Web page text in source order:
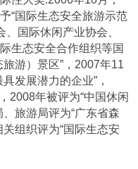
“国际生态安全旅游示范
国际休闲产业协会、
生态安全合作组织等国
游）景区”，2007年11
发展潜力的企业”，
2008年被评为“中国休闲
旅游局评为“广东省森
组织评为“国际生态安